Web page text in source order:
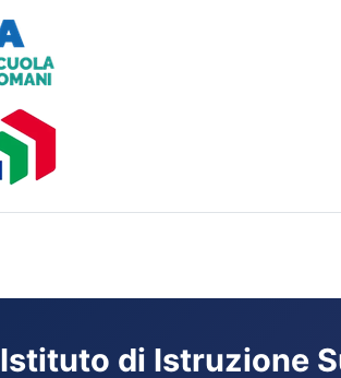
Istituto di Istruzione